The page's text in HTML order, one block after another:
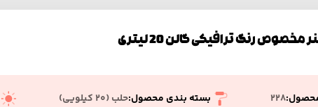
آکرولیک پایه آب
مخصوص رنگ ترافیکی گالن 20 لیتری
228 بسته بندی محصول:حلب (۲۰ کیلویی)